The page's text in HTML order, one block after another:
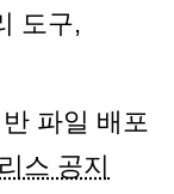
도구,
파일 배포
스 공지